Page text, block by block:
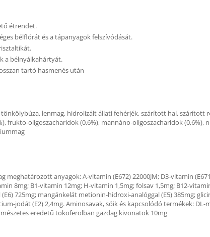
étrendet.
bélflórát és a tápanyagok felszívódását.
a bélnyálkahártyát.
tartó hasmenés után
lenmag, hidrolizált állati fehérjék, szárított hal,
frukto-oligoszacharidok (0,6%), mannáno-oligoszacharidok
anyagok: A-vitamin (E672) 22000JM; D3-vitamin
8mg; B1-vitamin 12mg; H-vitamin 1,5mg; folsav 1,5mg; B12-
725mg; mangánkelát metionin-hidroxi-analóggal (E5) 385mg;
jodát (E2) 2,4mg. Aminosavak, sóik és kapcsolódó termékek:
eredetű tokoferolban gazdag kivonatok 10mg